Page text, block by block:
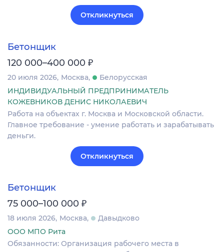
Откликнуться
Бетонщик
120 000–400 000 ₽
20 июля 2026 Москва
Белорусская
ИНДИВИДУАЛЬНЫЙ ПРЕДПРИНИМАТЕЛЬ
КОЖЕВНИКОВ ДЕНИС НИКОЛАЕВИЧ
Работа на объектах г. Москва и Московской области.
Главное требование - умение работать и зарабатывать
деньги.
Откликнуться
Бетонщик
75 000–100 000 ₽
18 июля 2026 Москва
Давыдково
ООО МПО Рита
Обязанности: Организация рабочего места в